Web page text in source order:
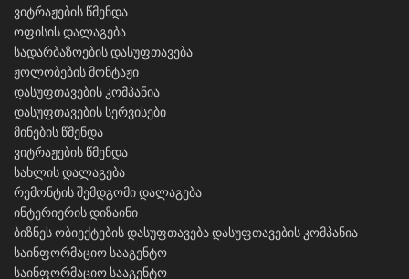
ვიტრაჟების წმენდა
ოფისის დალაგება
სადარბაზოების დასუფთავება
ჟოლობების მონტაჟი
დასუფთავების კომპანია
დასუფთავების სერვისები
მინების წმენდა
ვიტრაჟების წმენდა
სახლის დალაგება
რემონტის შემდგომი დალაგება
ინტერიერის დიზაინი
ბიზნეს ობიექტების დასუფთავებადასუფთავების კომპანია
საინფორმაციო სააგენტო
საინფორმაციო სააგენტო